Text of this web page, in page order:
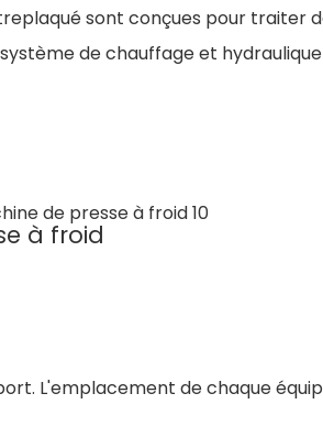
sont conçues pour traiter
de chauffage et
à froid
L'emplacement de chaque